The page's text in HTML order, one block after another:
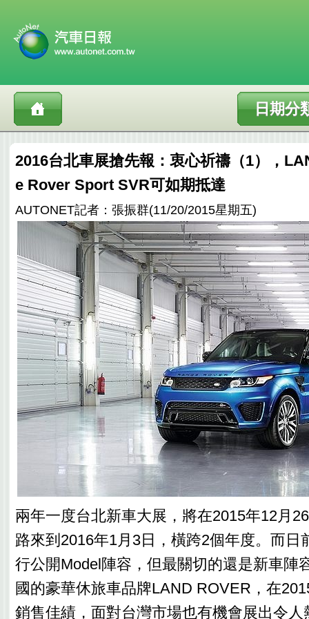
日期分
2016台北車展搶先報：衷心祈禱（1），
e Rover Sport SVR可如期抵達
AUTONET記者：張振群(11/20/2015星期五)
兩年一度台北新車大展，將在2015年12月
路來到2016年1月3日，橫跨2個年度。而日
行公開Model陣容，但最關切的還是新車陣
國的豪華休旅車品牌LAND ROVER，在
銷售佳績，面對台灣市場也有機會展出令